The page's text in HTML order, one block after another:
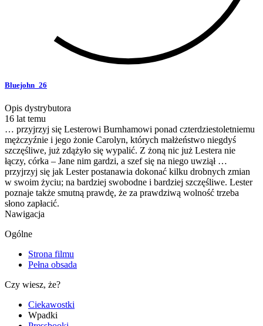
Bluejohn_26
Opis dystrybutora
16 lat temu
… przyjrzyj się Lesterowi Burnhamowi ponad czterdziestoletniemu
mężczyźnie i jego żonie Carolyn, których małżeństwo niegdyś
szczęśliwe, już zdążyło się wypalić. Z żoną nic już Lestera nie
łączy, córka – Jane nim gardzi, a szef się na niego uwziął …
przyjrzyj się jak Lester postanawia dokonać kilku drobnych zmian
w swoim życiu; na bardziej swobodne i bardziej szczęśliwe. Lester
poznaje także smutną prawdę, że za prawdziwą wolność trzeba
słono zapłacić.
Nawigacja
Ogólne
Strona filmu
Pełna obsada
Czy wiesz, że?
Ciekawostki
Wpadki